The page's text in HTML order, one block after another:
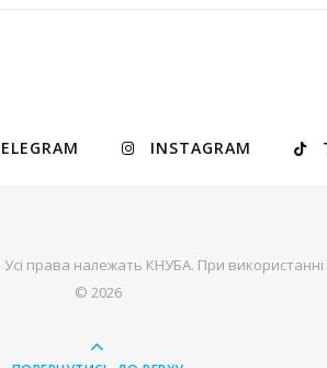
INSTAGRAM
Усі права належать КНУБА. При
© 2026